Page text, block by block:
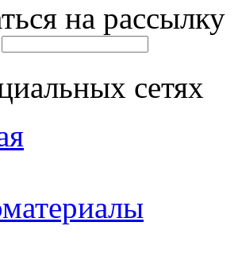
на рассылку
сетях